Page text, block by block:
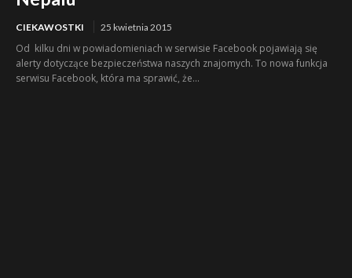
CIEKAWOSTKI 25 kwietnia 2015
Od kilku dni w powiadomieniach w serwisie Facebook pojawiają się
alerty dotyczące bezpieczeństwa naszych znajomych. To nowa funkcja
serwisu Facebook, która ma sprawić, że...